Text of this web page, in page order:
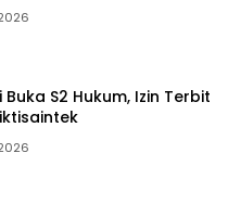
Buka S2 Hukum, Izin Terbit